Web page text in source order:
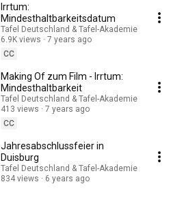
Irrtum:
Mindesthaltbarkeitsdatum
Tafel Deutschland & Tafel-Akademie
6.9K views
7 years ago
CC
Making Of zum Film - Irrtum:
Mindesthaltbarkeit
Tafel Deutschland & Tafel-Akademie
413 views
7 years ago
CC
Jahresabschlussfeier in
Duisburg
Tafel Deutschland & Tafel-Akademie
834 views
6 years ago